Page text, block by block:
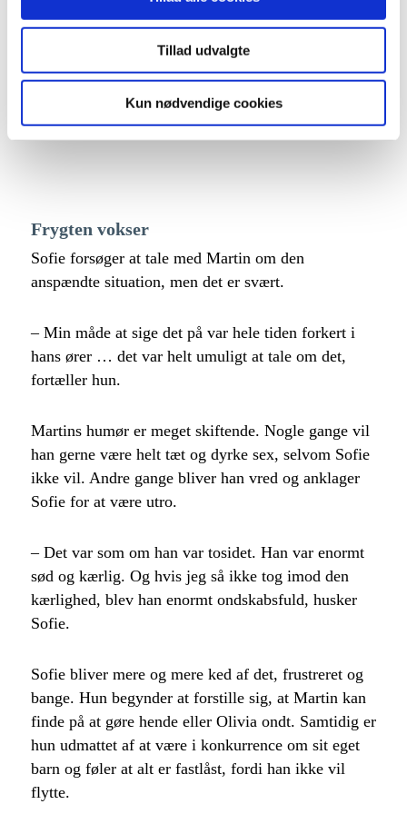
Tillad udvalgte
Kun nødvendige cookies
Frygten vokser
Sofie forsøger at tale med Martin om den
anspændte situation, men det er svært.
– Min måde at sige det på var hele tiden forkert i
hans ører … det var helt umuligt at tale om det,
fortæller hun.
Martins humør er meget skiftende. Nogle gange vil
han gerne være helt tæt og dyrke sex, selvom Sofie
ikke vil. Andre gange bliver han vred og anklager
Sofie for at være utro.
– Det var som om han var tosidet. Han var enormt
sød og kærlig. Og hvis jeg så ikke tog imod den
kærlighed, blev han enormt ondskabsfuld, husker
Sofie.
Sofie bliver mere og mere ked af det, frustreret og
bange. Hun begynder at forstille sig, at Martin kan
finde på at gøre hende eller Olivia ondt. Samtidig er
hun udmattet af at være i konkurrence om sit eget
barn og føler at alt er fastlåst, fordi han ikke vil
flytte.